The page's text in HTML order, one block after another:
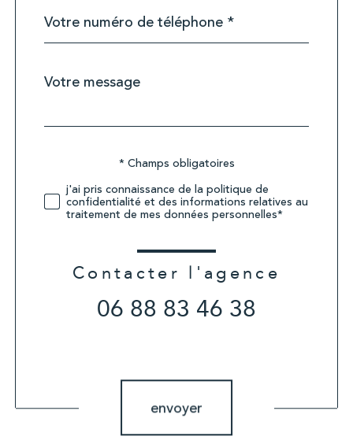
*
Fieldset
défaut
Message
*
Validation* Champs obligatoires
j'ai pris connaissance de la politique de
confidentialité et des informations relatives au
traitement de mes données personnelles*
Contacter l'agence
06 88 83 46 38
envoyer